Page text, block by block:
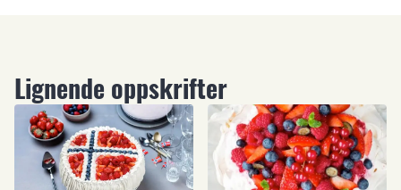
Lignende oppskrifter